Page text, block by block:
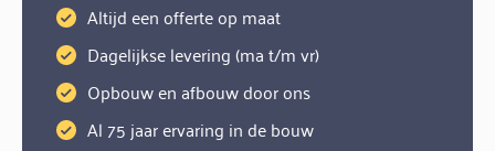
Altijd een offerte op maat
Dagelijkse levering (ma t/m vr)
Opbouw en afbouw door ons
Al 75 jaar ervaring in de bouw